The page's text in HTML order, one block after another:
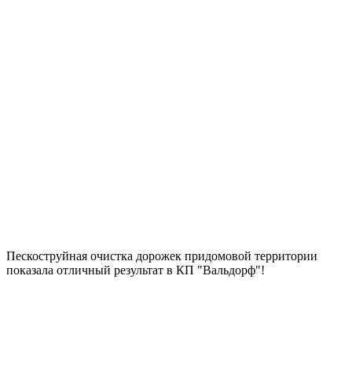
Пескоструйная очистка дорожек придомовой территории
показала отличный результат в КП "Вальдорф"!